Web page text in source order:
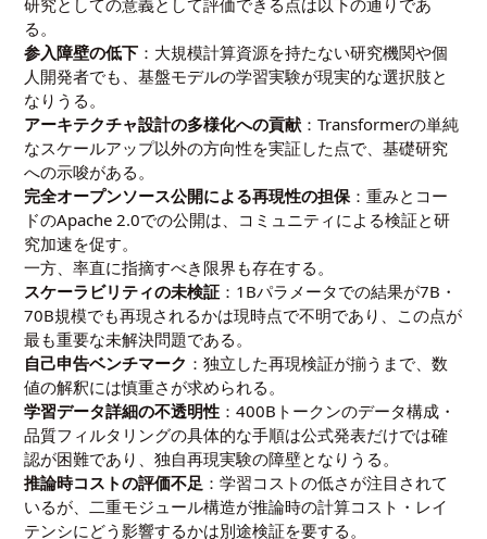
研究としての意義として評価できる点は以下の通りであ
る。
参入障壁の低下 ：大規模計算資源を持たない研究機関や個
人開発者でも、基盤モデルの学習実験が現実的な選択肢と
なりうる。
アーキテクチャ設計の多様化への貢献 ：Transformerの単純
なスケールアップ以外の方向性を実証した点で、基礎研究
への示唆がある。
完全オープンソース公開による再現性の担保：重みとコー
ドのApache 2.0での公開は、コミュニティによる検証と研
究加速を促す。
一方、率直に指摘すべき限界も存在する。
スケーラビリティの未検証 ：1Bパラメータでの結果が7B・
70B規模でも再現されるかは現時点で不明であり、この点が
最も重要な未解決問題である。
自己申告ベンチマーク ：独立した再現検証が揃うまで、数
値の解釈には慎重さが求められる。
学習データ詳細の不透明性 ：400Bトークンのデータ構成・
品質フィルタリングの具体的な手順は公式発表だけでは確
認が困難であり、独自再現実験の障壁となりうる。
推論時コストの評価不足 ：学習コストの低さが注目されて
いるが、二重モジュール構造が推論時の計算コスト・レイ
テンシにどう影響するかは別途検証を要する。